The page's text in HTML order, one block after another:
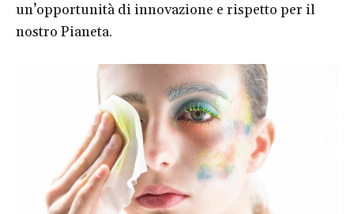
un’opportunità di innovazione e rispetto per il
nostro Pianeta.